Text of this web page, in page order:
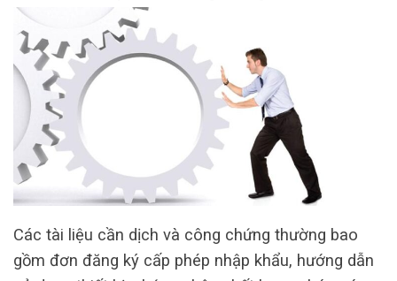
Các tài liệu cần dịch và công chứng thường bao
gồm đơn đăng ký cấp phép nhập khẩu, hướng dẫn